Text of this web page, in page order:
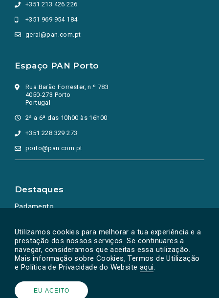
Utilizamos cookies para melhorar a tua experiência e a
prestação dos nossos serviços. Se continuares a
navegar, consideramos que aceitas essa utilização.
Mais informação sobre Cookies, Termos de Utilização
e Política de Privacidade do Website aqui.
EU ACEITO
+351 213 426 226
+351 969 954 184
geral@pan.com.pt
Espaço PAN Porto
Rua Barão Forrester, n.º 783
4050-273 Porto
Portugal
2ª a 6ª das 10h00 às 16h00
+351 228 329 273
porto@pan.com.pt
Destaques
Parlamento
Powered by © PAN 2026